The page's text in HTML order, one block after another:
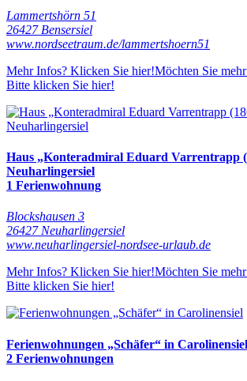
Lammertshörn 51
26427 Bensersiel
www.nordseetraum.de/lammertshoern51
Mehr Infos? Klicken Sie hier!Möchten Sie
Bitte klicken Sie hier!
Haus „Konteradmiral Eduard Varrentrapp
Neuharlingersiel
1 Ferienwohnung
Blockshausen 3
26427 Neuharlingersiel
www.neuharlingersiel-nordsee-urlaub.de
Mehr Infos? Klicken Sie hier!Möchten Sie
Bitte klicken Sie hier!
Ferienwohnungen „Schäfer“ in Carolinensiel
2 Ferienwohnungen